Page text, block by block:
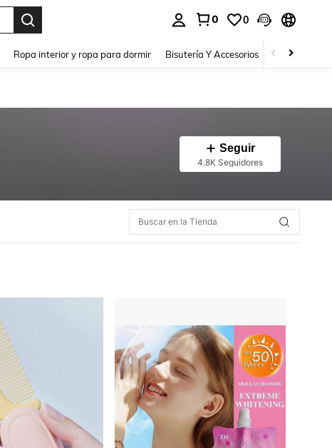
0 0
Ropa interior y ropa para dormir Bisutería Y Accesorios Zapatos
Seguir
4.8K Seguidores